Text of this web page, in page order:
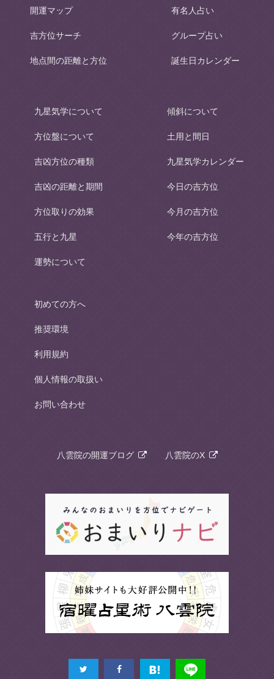
開運マップ
吉方位サーチ
地点間の距離と方位
有名人占い
グループ占い
誕生日カレンダー
九星気学について
方位盤について
吉凶方位の種類
吉凶の距離と期間
方位取りの効果
五行と九星
運勢について
傾斜について
土用と間日
九星気学カレンダー
今日の吉方位
今月の吉方位
今年の吉方位
初めての方へ
推奨環境
利用規約
個人情報の取扱い
お問い合わせ
八雲院の開運ブログ 八雲院のX